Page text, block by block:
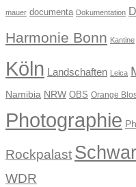
mauer documenta Dokumentation
Harmonie Bonn Kantine
Köln Landschaften Leica
Namibia NRW OBS Orange
Photographie
Rockpalast
WDR